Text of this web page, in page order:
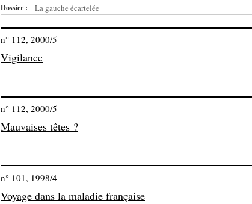
Dossier : La gauche écartelée
n° 112, 2000/5
Vigilance
n° 112, 2000/5
Mauvaises têtes ?
n° 101, 1998/4
Voyage dans la maladie française